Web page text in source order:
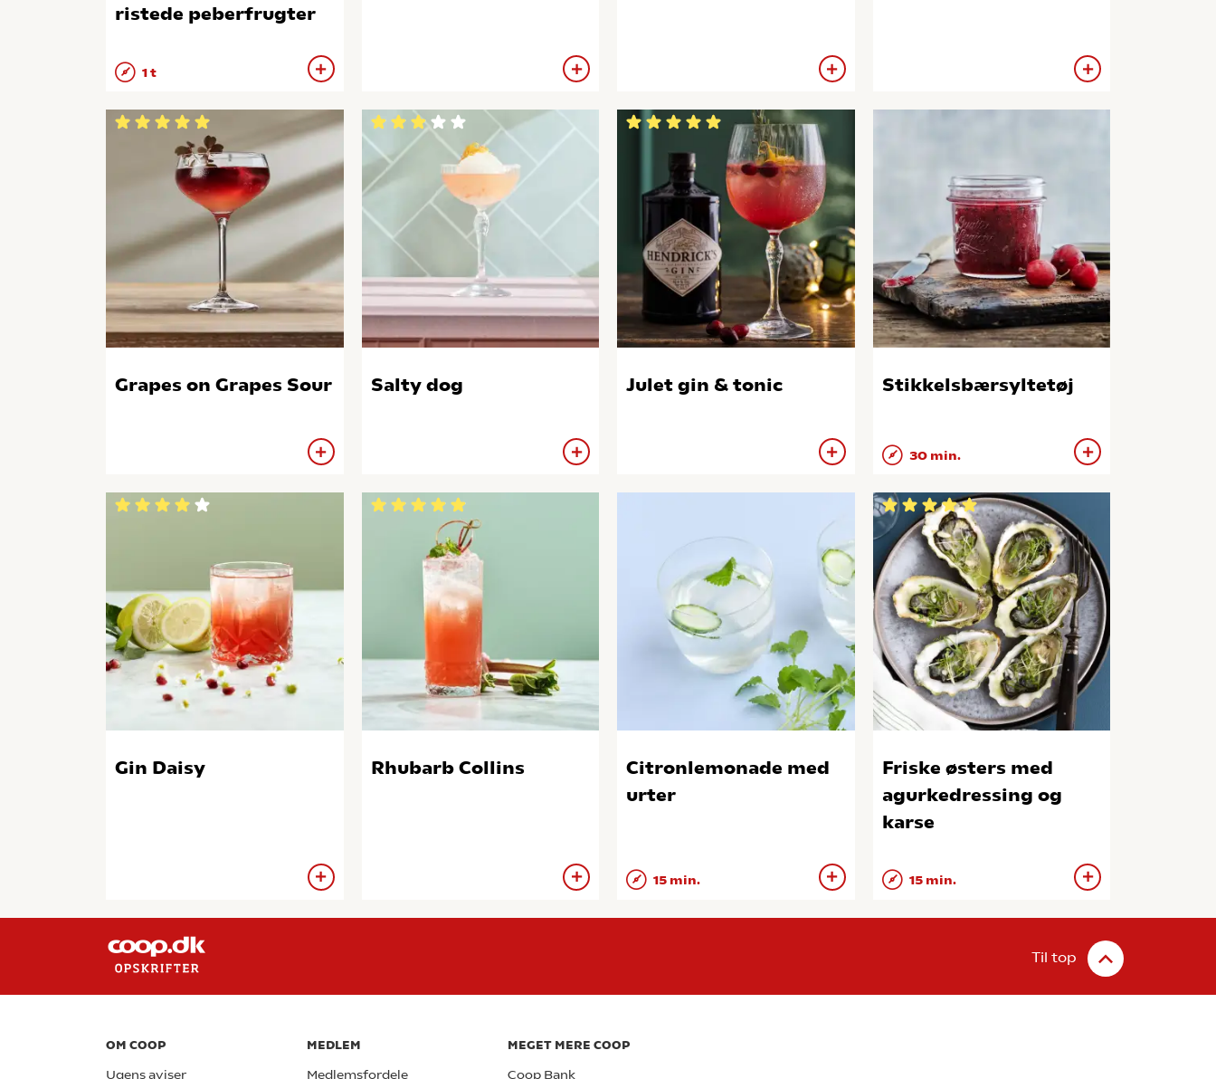
ristede peberfrugter
1 t
Grapes on Grapes Sour Salty dog Julet gin & tonic Stikkelsbærsyltetøj
30 min.
Gin Daisy Rhubarb Collins
Citronlemonade med
urter
15 min.
Friske østers med
agurkedressing og
karse
15 min.
Til top
OM COOP
Ugens aviser
MEDLEM
Medlemsfordele
MEGET MERE COOP
Coop Bank